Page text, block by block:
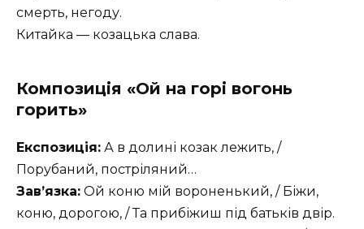
смерть, негоду.
Китайка — козацька слава.
Композиція «Ой на горі вогонь
горить»
Експозиція: А в долині козак лежить, /
Порубаний, постріляний…
Зав’язка: Ой коню мій вороненький, / Біжи,
коню, дорогою, / Та прибіжиш під батьків двір.